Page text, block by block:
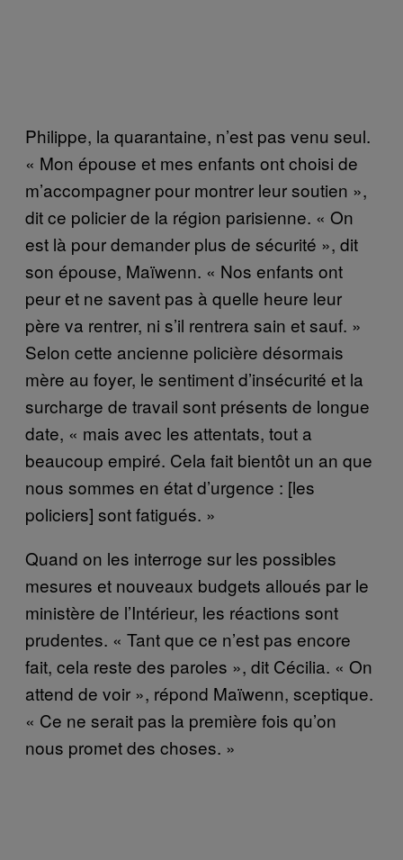
Philippe, la quarantaine, n’est pas venu seul.
« Mon épouse et mes enfants ont choisi de
m’accompagner pour montrer leur soutien »,
dit ce policier de la région parisienne. « On
est là pour demander plus de sécurité », dit
son épouse, Maïwenn. « Nos enfants ont
peur et ne savent pas à quelle heure leur
père va rentrer, ni s’il rentrera sain et sauf. »
Selon cette ancienne policière désormais
mère au foyer, le sentiment d’insécurité et la
surcharge de travail sont présents de longue
date, « mais avec les attentats, tout a
beaucoup empiré. Cela fait bientôt un an que
nous sommes en état d’urgence : [les
policiers] sont fatigués. »
Quand on les interroge sur les possibles
mesures et nouveaux budgets alloués par le
ministère de l’Intérieur, les réactions sont
prudentes. « Tant que ce n’est pas encore
fait, cela reste des paroles », dit Cécilia. « On
attend de voir », répond Maïwenn, sceptique.
« Ce ne serait pas la première fois qu’on
nous promet des choses. »